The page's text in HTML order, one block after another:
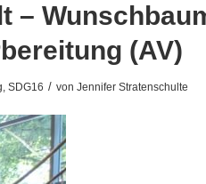
–
(AV)
, SDG16 / von Jennifer Stratenschulte